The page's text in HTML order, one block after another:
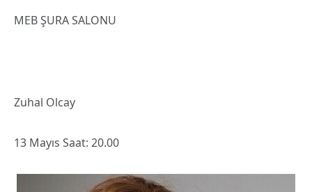
MEB ŞURA SALONU
Zuhal Olcay
13 Mayıs Saat: 20.00